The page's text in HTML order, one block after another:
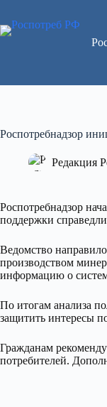
сути
Роспотребнадзор
Редакция
Роспотребнадзор
поддержки
Ведомство
производством
информацию о
По итогам анализа
защитить интересы
Гражданам
потребителей.